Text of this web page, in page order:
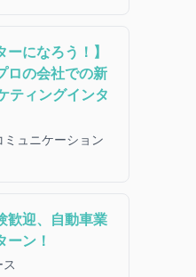
ーになろう！】
ロの会社での新
ティングインタ
ュニケーション
歓迎、自動車業
ン！